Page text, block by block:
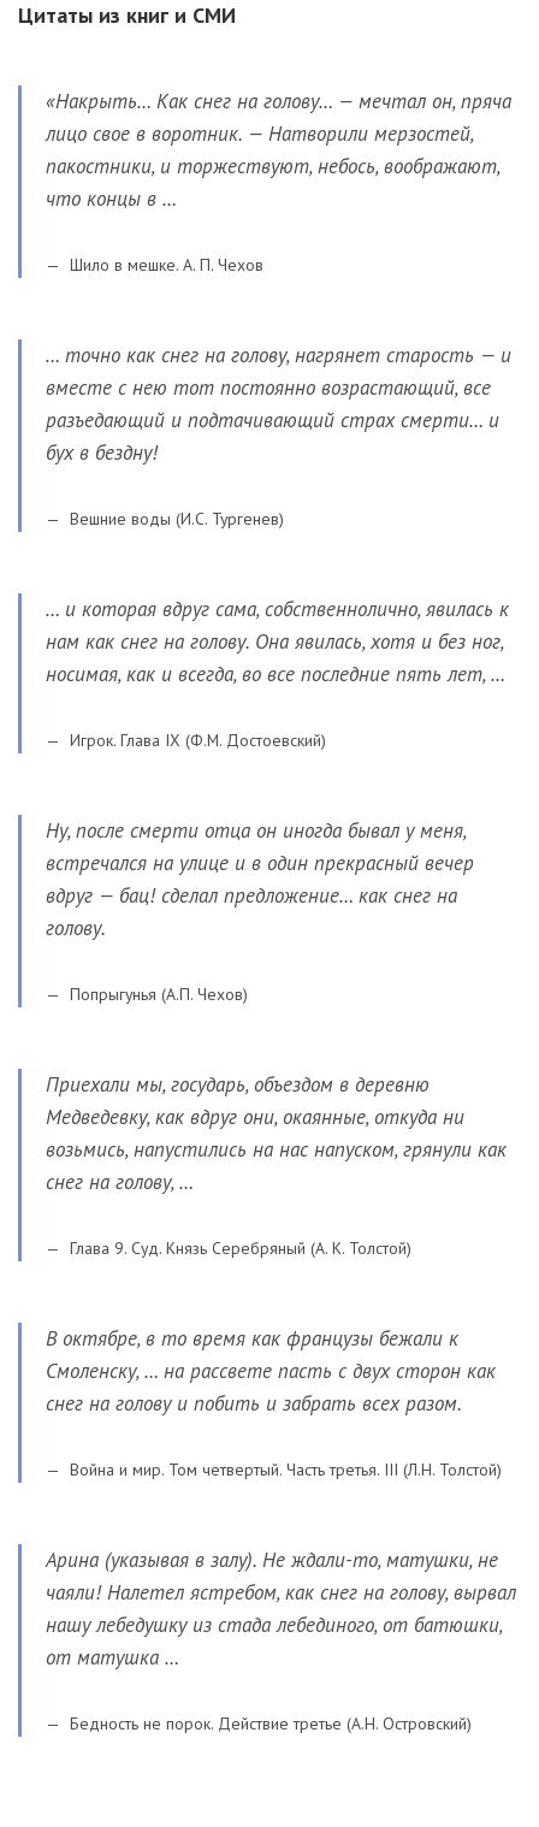
Цитаты из книг и СМИ
«Накрыть… Как снег на голову… — мечтал он, пряча
лицо свое в воротник. — Натворили мерзостей,
пакостники, и торжествуют, небось, воображают,
что концы в …
Шило в мешке. А. П. Чехов
… точно как снег на голову, нагрянет старость — и
вместе с нею тот постоянно возрастающий, все
разъедающий и подтачивающий страх смерти… и
бух в бездну!
Вешние воды (И.С. Тургенев)
… и которая вдруг сама, собственнолично, явилась к
нам как снег на голову. Она явилась, хотя и без ног,
носимая, как и всегда, во все последние пять лет, …
Игрок. Глава IX (Ф.М. Достоевский)
Ну, после смерти отца он иногда бывал у меня,
встречался на улице и в один прекрасный вечер
вдруг — бац! сделал предложение… как снег на
голову.
Попрыгунья (А.П. Чехов)
Приехали мы, государь, объездом в деревню
Медведевку, как вдруг они, окаянные, откуда ни
возьмись, напустились на нас напуском, грянули как
снег на голову, …
Глава 9. Суд. Князь Серебряный (А. К. Толстой)
В октябре, в то время как французы бежали к
Смоленску, … на рассвете пасть с двух сторон как
снег на голову и побить и забрать всех разом.
Война и мир. Том четвертый. Часть третья. III (Л.Н. Толстой)
Арина (указывая в залу). Не ждали-то, матушки, не
чаяли! Налетел ястребом, как снег на голову, вырвал
нашу лебедушку из стада лебединого, от батюшки,
от матушка …
Бедность не порок. Действие третье (А.Н. Островский)